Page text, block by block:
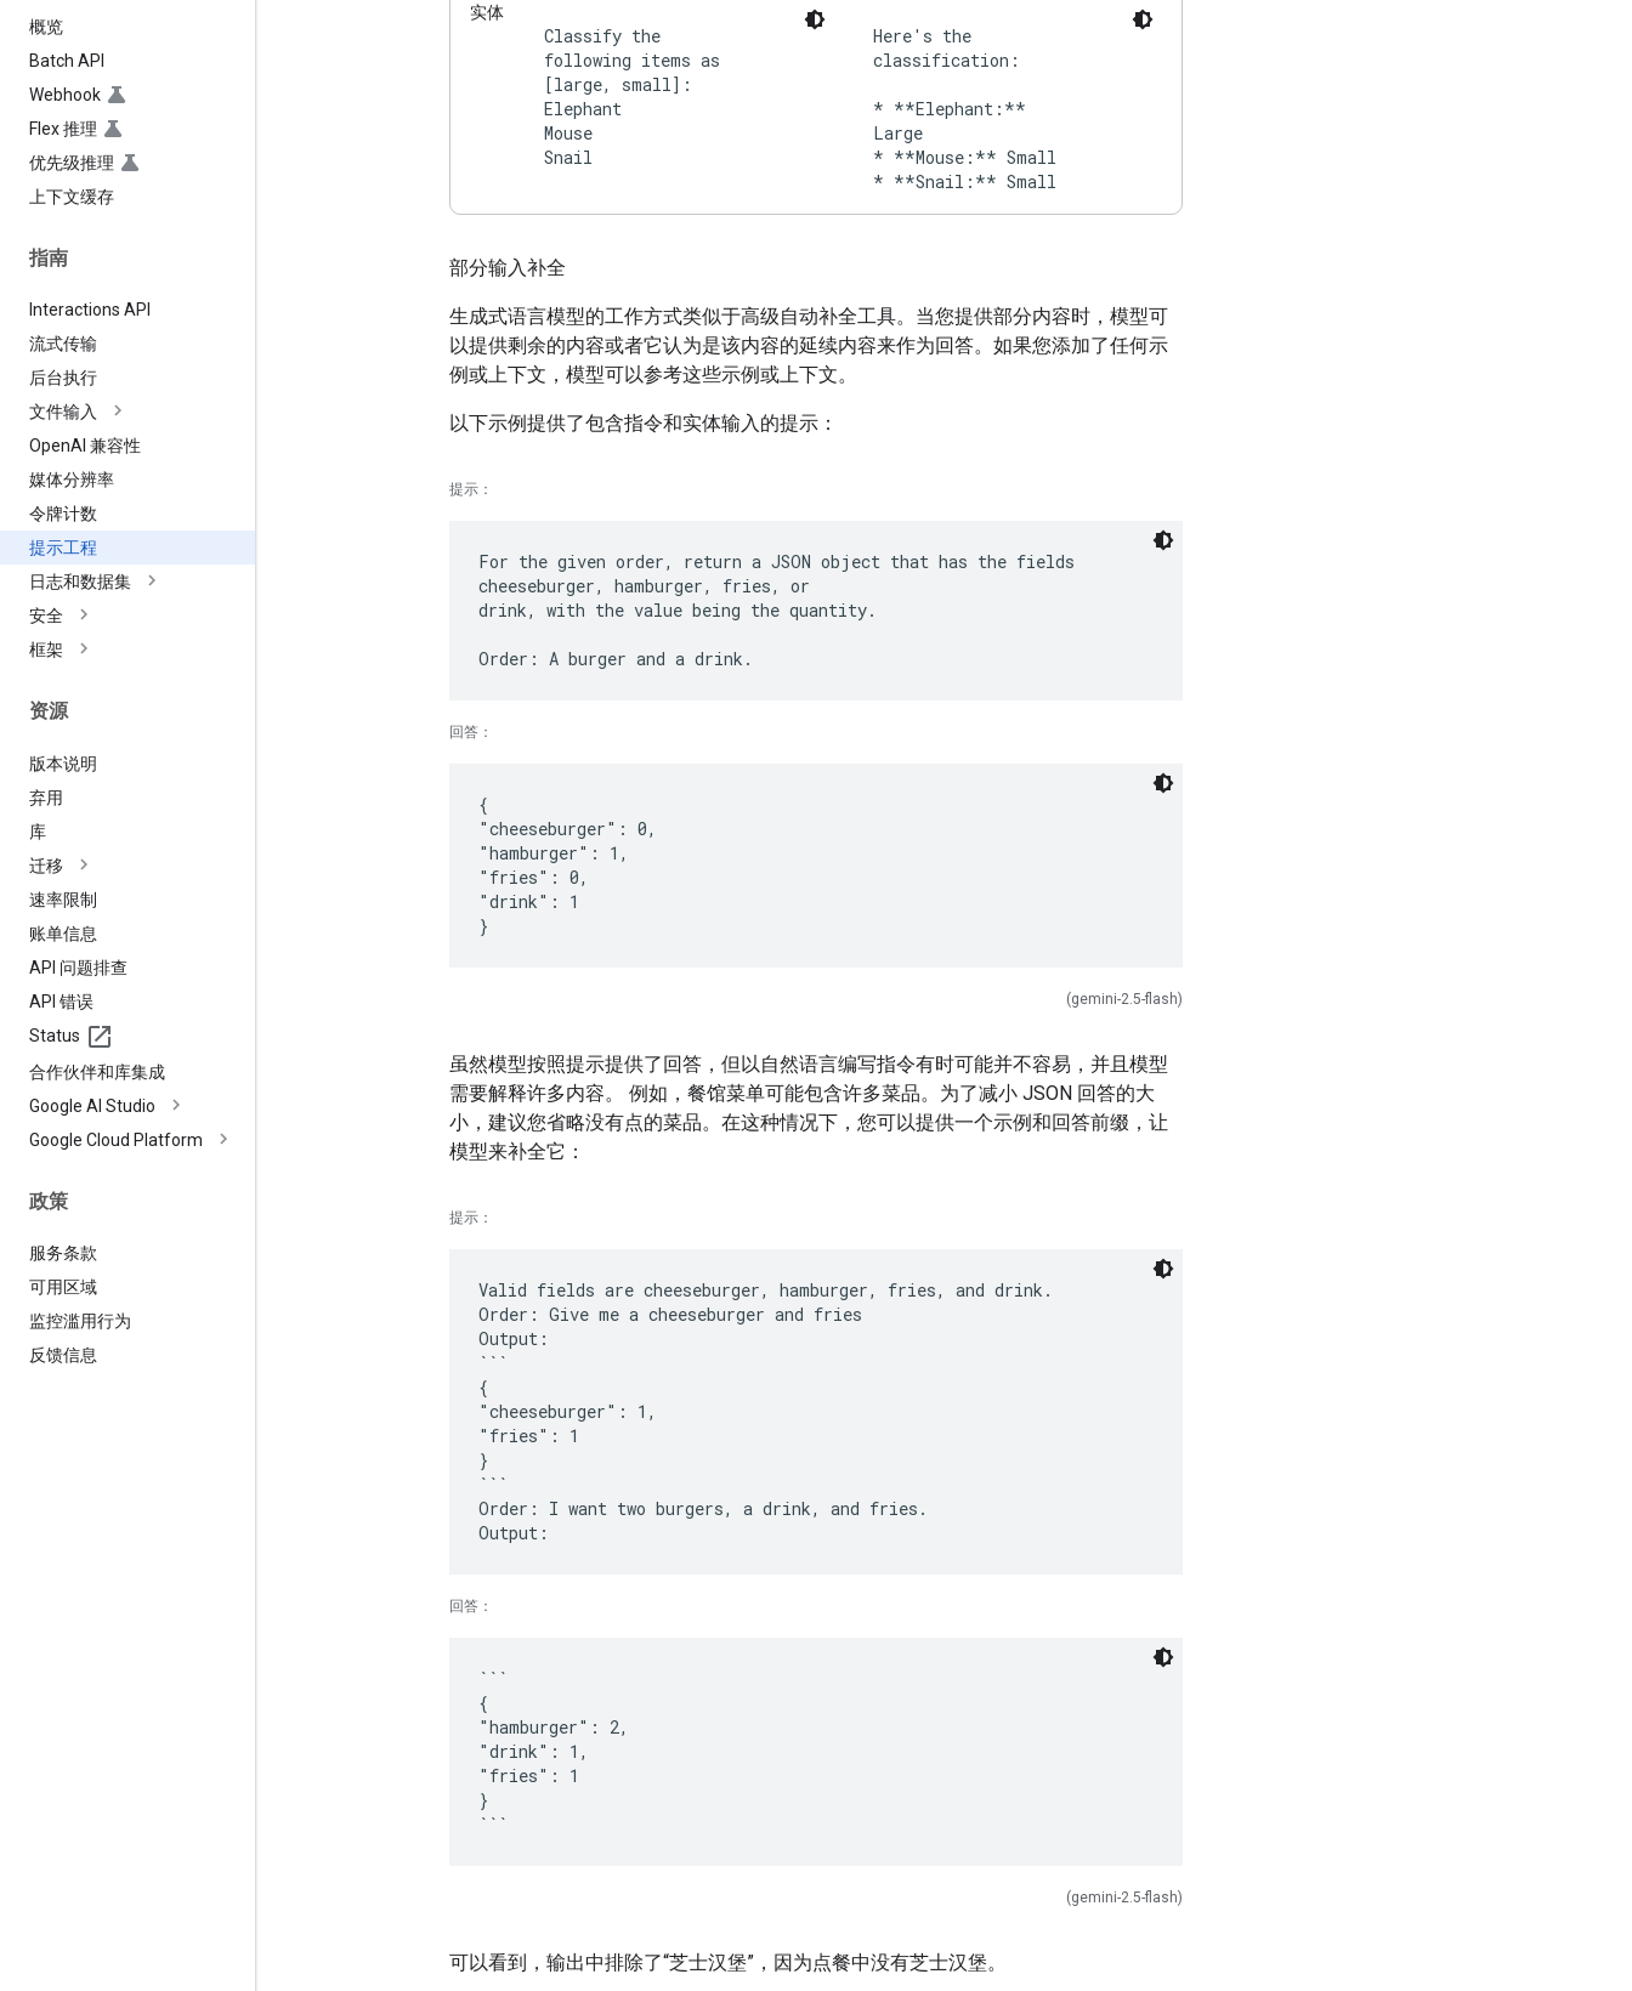
概览
Batch API
Webhook
Flex 推理
优先级推理
上下文缓存
指南
Interactions API
流式传输
后台执行
文件输入
OpenAI 兼容性
媒体分辨率
令牌计数
提示工程
日志和数据集
安全
框架
资源
版本说明
弃用
库
迁移
速率限制
账单信息
API 问题排查
API 错误
Status
合作伙伴和库集成
Google AI Studio
Google Cloud Platform
政策
服务条款
可用区域
监控滥用行为
反馈信息
实体
Classify the
following items as
[large, small]:
Elephant
Mouse
Snail
Here's the
classification:
* **Elephant:**
Large
* **Mouse:** Small
部分输入补全
生成式语言模型的工作方式类似于高级自动补全工具。当您提供部分内容时，模型可
以提供剩余的内容或者它认为是该内容的延续内容来作为回答。如果您添加了任何示
例或上下文，模型可以参考这些示例或上下文。
以下示例提供了包含指令和实体输入的提示：
提示 ：
For the given order, return a JSON object that has the fields
cheeseburger, hamburger, fries, or
drink, with the value being the quantity.
回答 ：
{
"cheeseburger": 0,
"hamburger": 1,
"fries": 0,
"drink": 1
(gemini-2.5-flash)
虽然模型按照提示提供了回答，但以自然语言编写指令有时可能并不容易，并且模型
需要解释许多内容。 例如，餐馆菜单可能包含许多菜品。为了减小 JSON 回答的大
小，建议您省略没有点的菜品。在这种情况下，您可以提供一个示例和回答前缀，让
模型来补全它：
提示 ：
Valid fields are cheeseburger, hamburger, fries, and drink.
Order: Give me a cheeseburger and fries
Output:
```
{
"cheeseburger": 1,
"fries": 1
}
```
Order: I want two burgers, a drink, and fries.
回答 ：
```
{
"hamburger": 2,
"drink": 1,
"fries": 1
}
(gemini-2.5-flash)
可以看到，输出中排除了“芝士汉堡”，因为点餐中没有芝士汉堡。